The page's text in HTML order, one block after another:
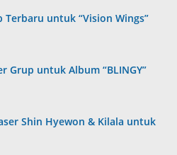
Terbaru untuk “Vision Wings”
Grup untuk Album “BLINGY”
Shin Hyewon & Kilala untuk